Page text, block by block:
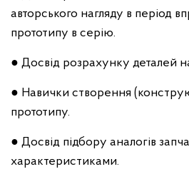
авторського нагляду в період
прототипу в серію.
● Досвід розрахунку деталей
● Навички створення
прототипу.
● Досвід підбору аналогів
характеристиками.